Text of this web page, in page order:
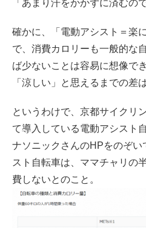
「あまり汗をかかずに済むの
確かに、「電動アシスト＝楽
で、消費カロリーも一般的な
ば少ないことは容易に想像で
「涼しい」と思えるまでの差
というわけで、京都サイクリ
て導入している電動アシスト
ナソニックさんのHPをのぞ
スト自転車は、ママチャリの
費しないとのこと。